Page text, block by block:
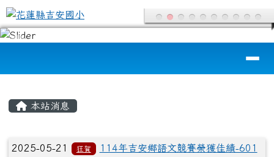
跳至主內容區
花蓮縣吉安國小
本站消息
文章列表
2025-05-21 狂賀
114年吉安鄉語文競賽榮獲佳績-601